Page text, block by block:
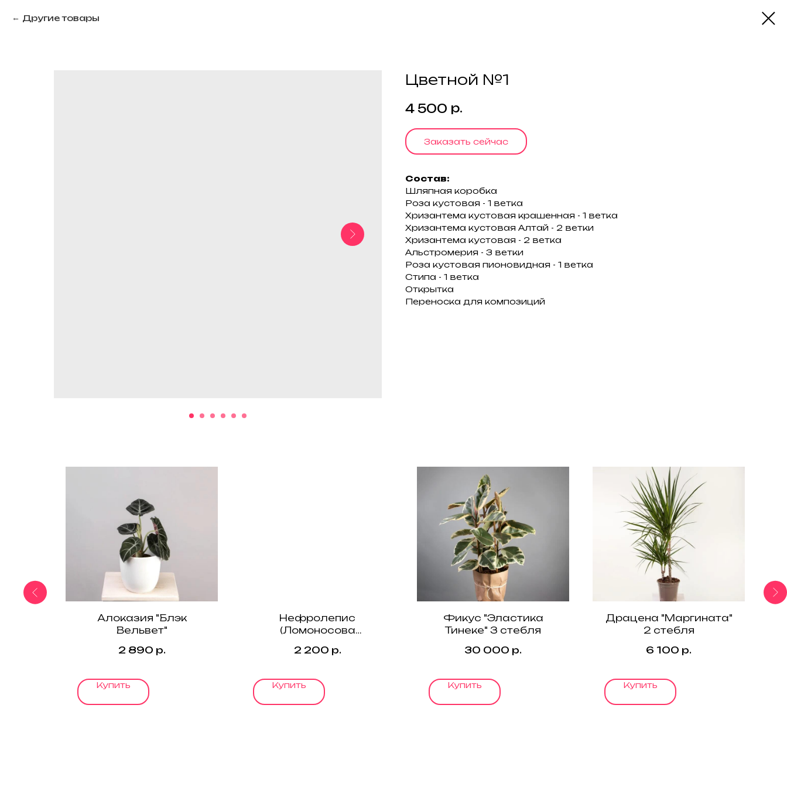
Другие товары
Цветной №1
4 500 р.
Заказать сейчас
Состав:
Шляпная коробка
Роза кустовая - 1 ветка
Хризантема кустовая крашенная - 1 ветка
Хризантема кустовая Алтай - 2 ветки
Хризантема кустовая - 2 ветка
Альстромерия - 3 ветки
Роза кустовая пионовидная - 1 ветка
Стипа - 1 ветка
Открытка
Переноска для композиций
Алоказия "Блэк
Вельвет"
2 890 р.
Купить
Нефролепис
(Ломоносова
2 200 р.
Купить
Фикус "Эластика
Тинеке" 3 стебля
30 000 р.
Купить
Драцена "Маргината"
2 стебля
6 100 р.
Купить